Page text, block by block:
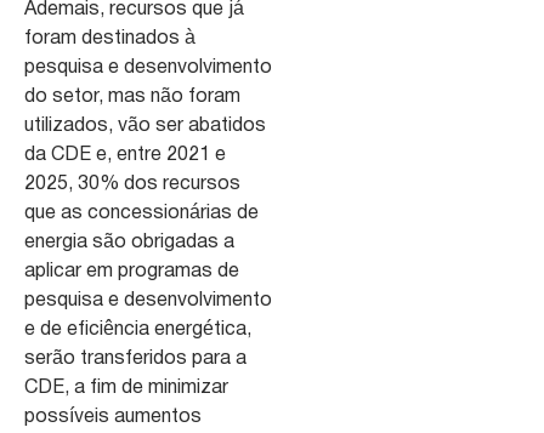
Ademais, recursos que já
foram destinados à
pesquisa e desenvolvimento
do setor, mas não foram
utilizados, vão ser abatidos
da CDE e, entre 2021 e
2025, 30% dos recursos
que as concessionárias de
energia são obrigadas a
aplicar em programas de
pesquisa e desenvolvimento
e de eficiência energética,
serão transferidos para a
CDE, a fim de minimizar
possíveis aumentos